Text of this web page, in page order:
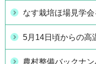
なす栽培ほ場見学
5月14日頃からの高
農村整備バックナン